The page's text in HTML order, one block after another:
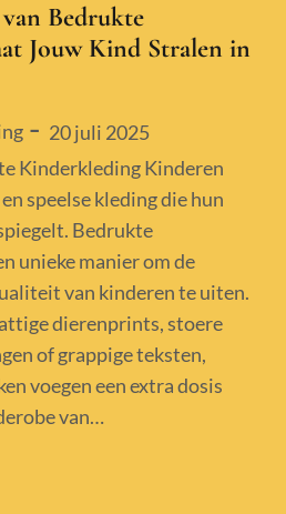
Bedrukte
Jouw Kind Stralen in
Posted
on
20 juli 2025
Kinderkleding Kinderen
speelse kleding die hun
Bedrukte
unieke manier om de
van kinderen te uiten.
dierenprints, stoere
of grappige teksten,
voegen een extra dosis
van…